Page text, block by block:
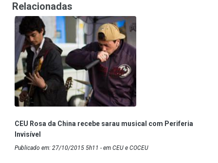
Relacionadas
CEU Rosa da China recebe sarau musical com Periferia
Invisível
Publicado em: 27/10/2015 5h11 - em CEU e COCEU